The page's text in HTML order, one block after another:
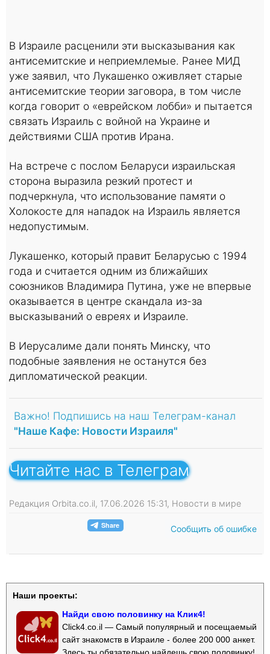
В Израиле расценили эти высказывания как
антисемитские и неприемлемые. Ранее МИД
уже заявил, что Лукашенко оживляет старые
антисемитские теории заговора, в том числе
когда говорит о «еврейском лобби» и пытается
связать Израиль с войной на Украине и
действиями США против Ирана.
На встрече с послом Беларуси израильская
сторона выразила резкий протест и
подчеркнула, что использование памяти о
Холокосте для нападок на Израиль является
недопустимым.
Лукашенко, который правит Беларусью с 1994
года и считается одним из ближайших
союзников Владимира Путина, уже не впервые
оказывается в центре скандала из-за
высказываний о евреях и Израиле.
В Иерусалиме дали понять Минску, что
подобные заявления не останутся без
дипломатической реакции.
Важно! Подпишись на наш Телеграм-канал
"Наше Кафе: Новости Израиля"
Читайте нас в Телеграм
Редакция Orbita.co.il, 17.06.2026 15:31, Новости в мире
Сообщить об ошибке
Наши проекты:
Найди свою половинку на Клик4!
Click4.co.il — Самый популярный и посещаемый
сайт знакомств в Израиле - более 200 000 анкет.